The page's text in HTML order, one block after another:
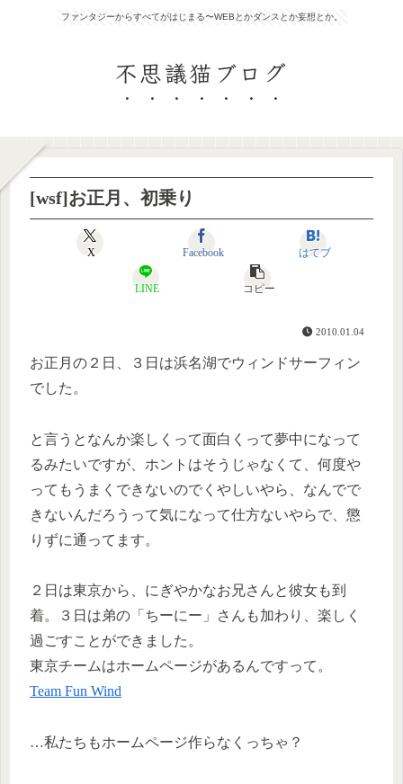
ファンタジーからすべてがはじまる〜WEBとかダンスとか妄想とか。
不思議猫ブログ
[wsf]お正月、初乗り
X Facebook はてブ
LINE コピー
2010.01.04
お正月の２日、３日は浜名湖でウィンドサーフィン
でした。
と言うとなんか楽しくって面白くって夢中になって
るみたいですが、ホントはそうじゃなくて、何度や
ってもうまくできないのでくやしいやら、なんでで
きないんだろうって気になって仕方ないやらで、懲
りずに通ってます。
２日は東京から、にぎやかなお兄さんと彼女も到
着。３日は弟の「ちーにー」さんも加わり、楽しく
過ごすことができました。
東京チームはホームページがあるんですって。
Team Fun Wind
…私たちもホームページ作らなくっちゃ？